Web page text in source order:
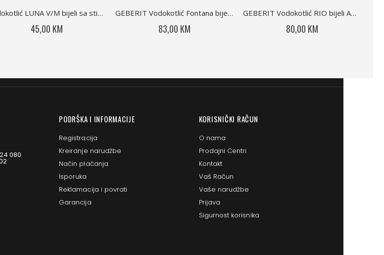
Vodokotlić LUNA V/M bijeli sa stiroporom
45,00 KM
GEBERIT Vodokotlić Fontana bijeli NM AP112
83,00 KM
GEBERIT Vodokotlić RIO bijeli AP110
80,00 KM
080
PODRŠKA I INFORMACIJE
Registracija
Kreiranje narudžbe
Način plaćanja
Isporuka
Reklamacija i povrati
Garancija
KORISNIČKI RAČUN
O nama
Prodajni Centri
Kontakt
Vaš Račun
Vaše narudžbe
Prijava
Sigurnost korisnika